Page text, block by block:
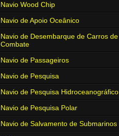
Navio Wood Chip
Navio de Apoio Oceânico
Navio de Desembarque de Carros de
Combate
Navio de Passageiros
Navio de Pesquisa
Navio de Pesquisa Hidroceanográfico
Navio de Pesquisa Polar
Navio de Salvamento de Submarinos